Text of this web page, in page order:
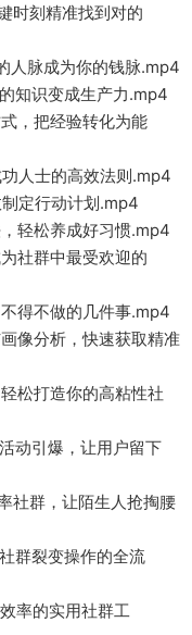
时刻精准找到对的
人脉成为你的钱脉.mp4
知识变成生产力.mp4
，把经验转化为能
人士的高效法则.mp4
定行动计划.mp4
轻松养成好习惯.mp4
社群中最受欢迎的
得不做的几件事.mp4
像分析，快速获取精准
松打造你的高粘性社
动引爆，让用户留下
社群，让陌生人抢掏腰
群裂变操作的全流
率的实用社群工